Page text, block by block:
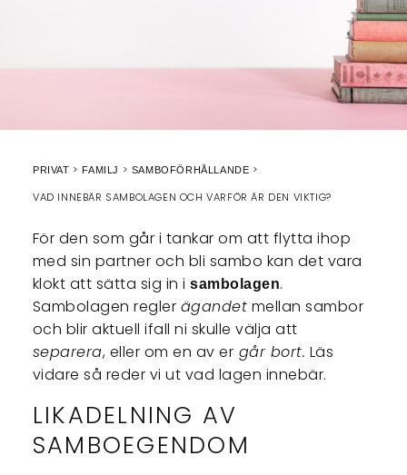
PRIVAT FAMILJ SAMBOFÖRHÅLLANDE
VAD INNEBÄR SAMBOLAGEN OCH VARFÖR ÄR DEN VIKTIG?
För den som går i tankar om att flytta ihop
med sin partner och bli sambo kan det vara
klokt att sätta sig in isambolagen.
Sambolagen regler ägandet mellan sambor
och blir aktuell ifall ni skulle välja att
separera, eller om en av er går bort. Läs
vidare så reder vi ut vad lagen innebär.
LIKADELNING AV
SAMBOEGENDOM